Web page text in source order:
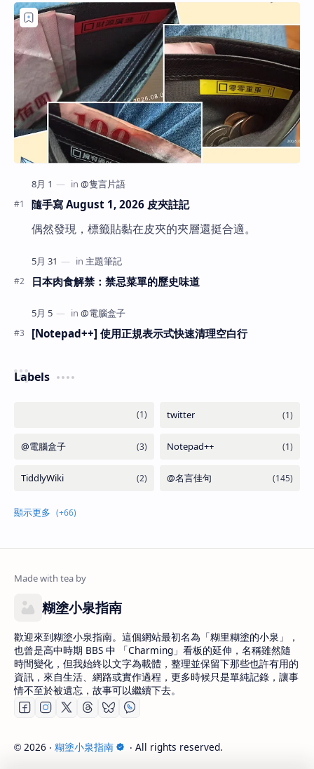
隨手寫 August 1, 2026 皮夾註記
偶然發現，標籤貼黏在皮夾的夾層還挺合適。
日本肉食解禁：禁忌菜單的歷史味道
[Notepad++] 使用正規表示式快速清理空白行
Labels
糊塗小泉指南
歡迎來到糊塗小泉指南。這個網站最初名為「糊里糊塗的小泉」，
也曾是高中時期 BBS 中 「Charming」看板的延伸，名稱雖然隨
時間變化，但我始終以文字為載體，整理並保留下那些也許有用的
資訊，來自生活、網路或實作過程，更多時候只是單純記錄，讓事
情不至於被遺忘，故事可以繼續下去。
© 2026 ‧ 糊塗小泉指南 ‧ All rights reserved.